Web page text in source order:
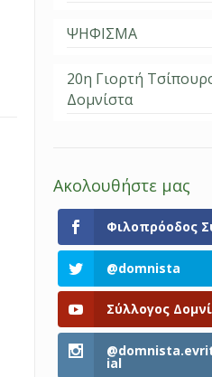
ΨΗΦΙΣΜΑ
20η Γιορτή
Δομνίστα
Ακολουθήστε μας
Φιλοπρόοδος
@domnista
Σύλλογος
ial